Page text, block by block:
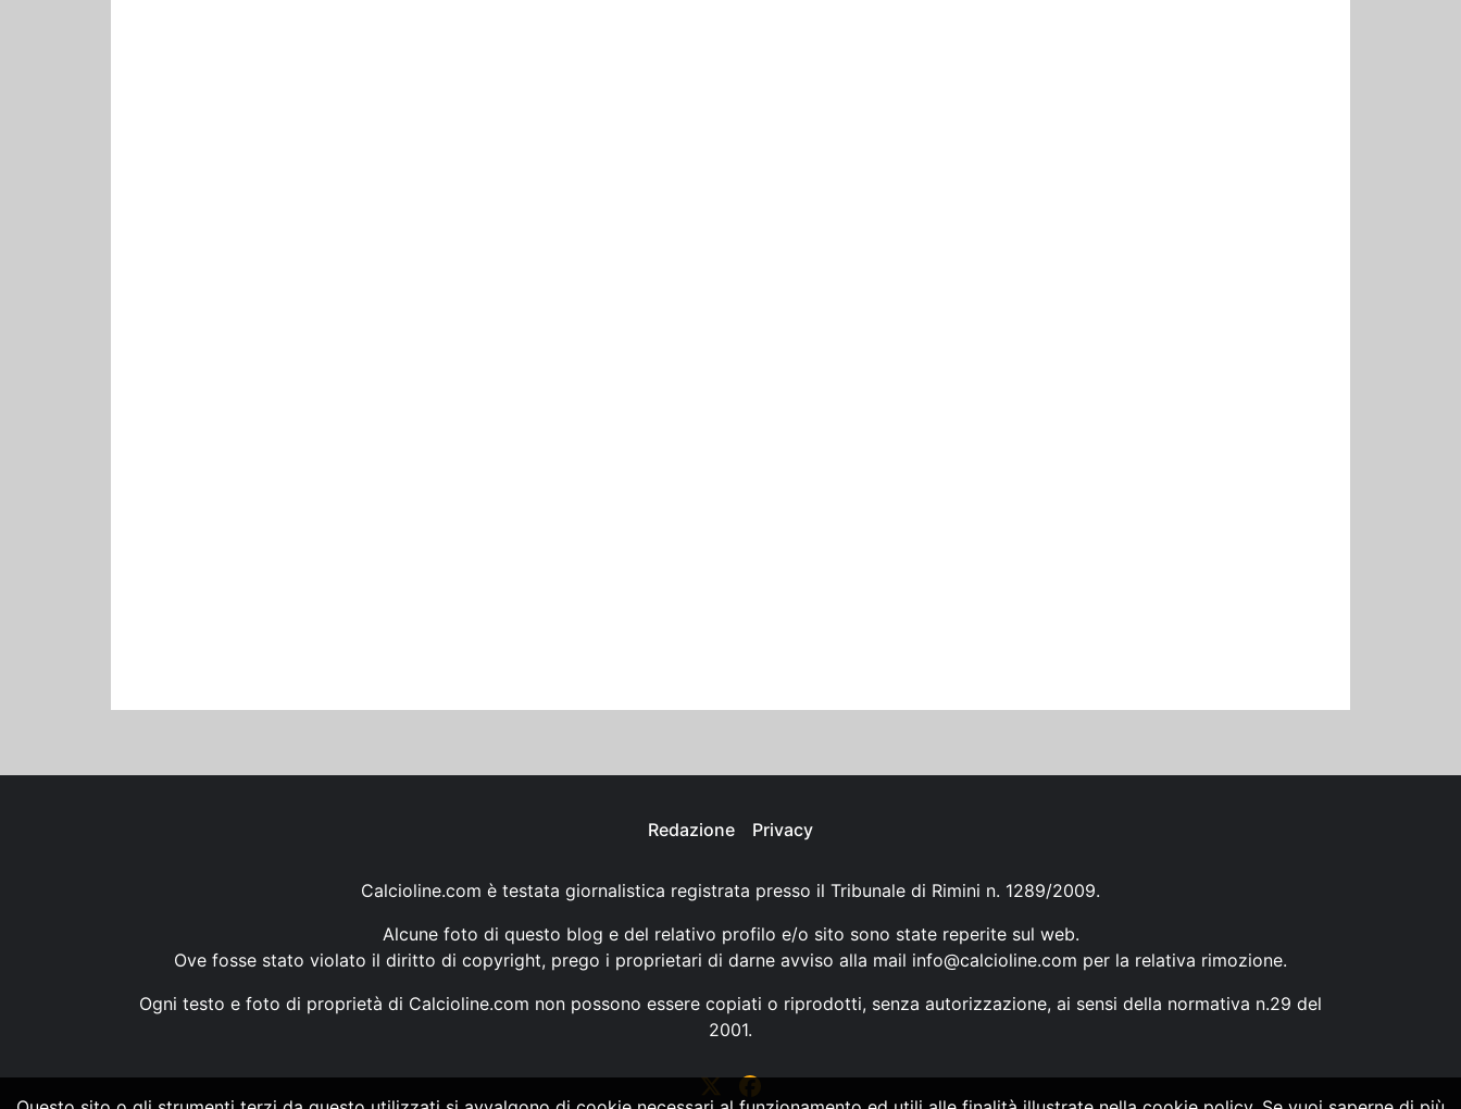
Redazione Privacy
Calcioline.com è testata giornalistica registrata presso il Tribunale di Rimini n. 1289/2009.
Alcune foto di questo blog e del relativo profilo e/o sito sono state reperite sul web.
Ove fosse stato violato il diritto di copyright, prego i proprietari di darne avviso alla mail info@calcioline.com per la relativa rimozione.
Ogni testo e foto di proprietà di Calcioline.com non possono essere copiati o riprodotti, senza autorizzazione, ai sensi della normativa n.29 del
2001.